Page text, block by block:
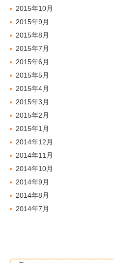
2015年10月
2015年9月
2015年8月
2015年7月
2015年6月
2015年5月
2015年4月
2015年3月
2015年2月
2015年1月
2014年12月
2014年11月
2014年10月
2014年9月
2014年8月
2014年7月